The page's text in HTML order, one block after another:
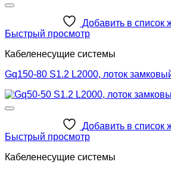
Добавить в список
Быстрый просмотр
Кабеленесущие системы
Gq150-80 S1.2 L2000, лоток
Добавить в список
Быстрый просмотр
Кабеленесущие системы